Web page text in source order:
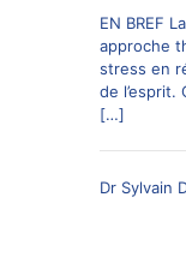
EN BREF
approche
stress en
de
[…]
Dr Sylvain